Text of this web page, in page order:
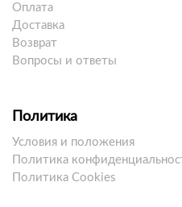
Оплата
Доставка
Возврат
Вопросы и ответы
Политика
Условия и положения
Политика
Политика Cookies